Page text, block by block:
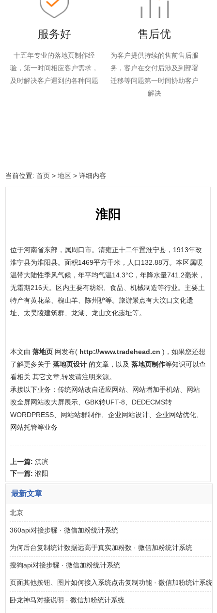
服务好
十五年专业的落地页制作经
验，第一时间相应客户需求，
及时解决客户遇到的各种问题
售后优
为客户提供持续的售前售后服
务，客户在交付后涉及到部署
迁移等问题第一时间协助客户
解决
当前位置:首页 >地区 > 详细内容
淮阳
位于河南省东部，属周口市。清雍正十二年置淮宁县，1913年改
淮宁县为淮阳县。面积1469平方千米，人口132.88万。本区属暖
温带大陆性季风气候，年平均气温14.3°C，年降水量741.2毫米，
无霜期216天。区内主要有纺织、食品、机械制造等行业。主要土
特产有黄花菜、槐山羊、陈州驴等。旅游景点有大汶口文化遗
址、太昊陵建筑群、龙湖、龙山文化遗址等。
本文由 落地页 网发布( http://www.tradehead.cn )，如果您还想
了解更多关于 落地页设计 的文章，以及 落地页制作等知识可以查
看相关 其它文章,转发请注明来源。
承接以下业务：传统网站改自适应网站、网站增加手机站、网站
改全屏网站改大屏展示、GBK转UFT-8、DEDECMS转
WORDPRESS、网站站群制作、企业网站设计、企业网站优化、
网站托管等业务
上一篇: 淇滨
下一篇: 濮阳
最新文章
北京
360api对接步骤 · 微信加粉统计系统
为何后台复制统计数据远高于真实加粉数 · 微信加粉统计系统
搜狗api对接步骤 · 微信加粉统计系统
页面其他按钮、图片如何接入系统点击复制功能 · 微信加粉统计系统
卧龙神马对接说明 · 微信加粉统计系统